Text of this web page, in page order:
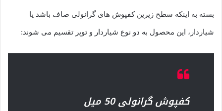
بسته به اینکه سطح زیرین کفپوش های گرانولی صاف باشد یا
شیاردار، این محصول به دو نوع شیاردار و توپر تقسیم می شوند:
کفپوش گرانولی 50 میل